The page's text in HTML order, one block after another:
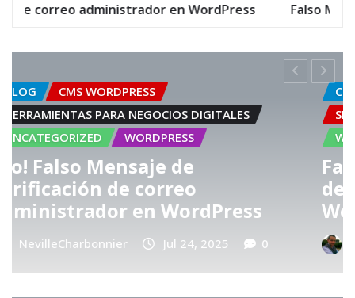
administrador en WordPress Falso Mensaje de
0
CMS - SISTEMA MANEJADOR CONTENIDOS
SEGURIDAD
TIPS Y TRUCOS
WORDPRESS
Falso Mensaje de verificación
de correo administrador en
WordPress
NevilleCharbonnier Jul 24, 2025